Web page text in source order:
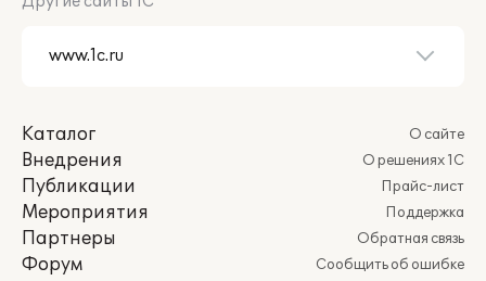
Каталог
Внедрения
Публикации
Мероприятия
Партнеры
Форум
О сайте
О решениях 1С
Прайс-лист
Поддержка
Обратная связь
Сообщить об ошибке